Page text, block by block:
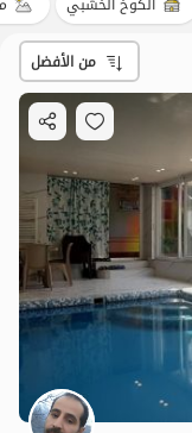
من الأفضل